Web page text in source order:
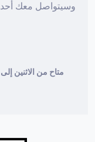
وسيتواصل معك أحد